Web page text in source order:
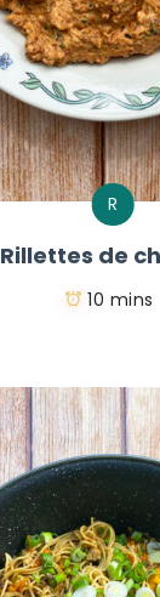
R
Rillettes de
10 mins